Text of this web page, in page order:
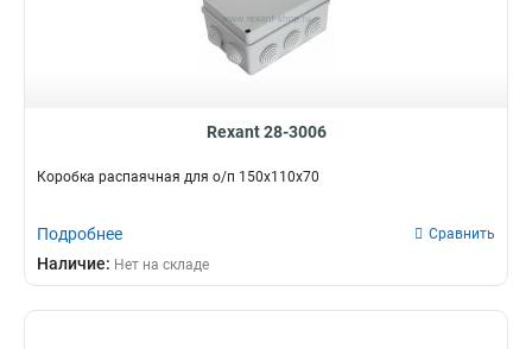
Rexant 28-3006
Коробка распаячная для о/п 150х110х70
Подробнее Сравнить
Наличие: Нет на складе